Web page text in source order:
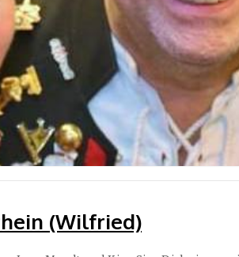
(Wilfried)